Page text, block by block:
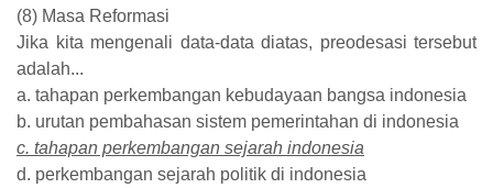
(8) Masa Reformasi
Jika kita mengenali data-data diatas, preodesasi tersebut
adalah...
a. tahapan perkembangan kebudayaan bangsa indonesia
b. urutan pembahasan sistem pemerintahan di indonesia
c. tahapan perkembangan sejarah indonesia
d. perkembangan sejarah politik di indonesia